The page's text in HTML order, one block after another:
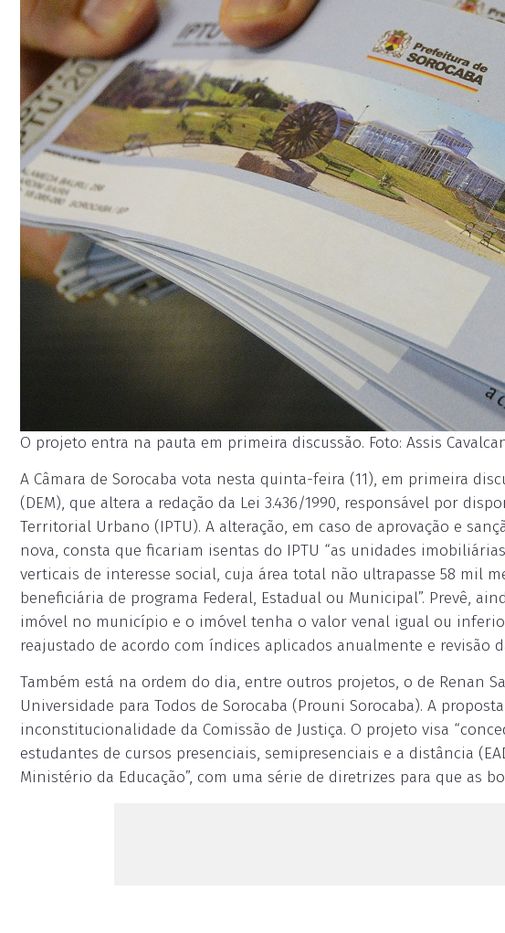
O projeto entra na pauta em primeira discussão. Foto: Assis
A Câmara de Sorocaba vota nesta quinta-feira (11), em primeira
(DEM), que altera a redação da Lei 3.436/1990, responsável por
Territorial Urbano (IPTU). A alteração, em caso de aprovação e
nova, consta que ficariam isentas do IPTU “as unidades
verticais de interesse social, cuja área total não ultrapasse 58 mil
beneficiária de programa Federal, Estadual ou Municipal”. Prevê,
imóvel no município e o imóvel tenha o valor venal igual ou
reajustado de acordo com índices aplicados anualmente e revisão
Também está na ordem do dia, entre outros projetos, o de Renan
Universidade para Todos de Sorocaba (Prouni Sorocaba). A
inconstitucionalidade da Comissão de Justiça. O projeto visa
estudantes de cursos presenciais, semipresenciais e a distância
Ministério da Educação”, com uma série de diretrizes para que as